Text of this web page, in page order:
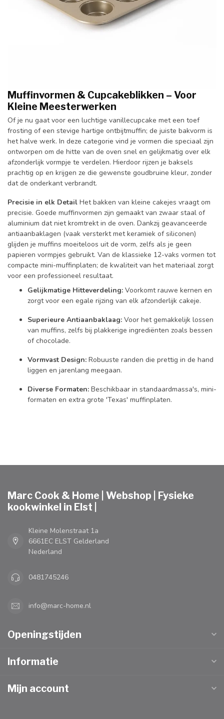
Muffinvormen & Cupcakeblikken – Voor
Kleine Meesterwerken
Of je nu gaat voor een luchtige vanillecupcake met een toef
frosting of een stevige hartige ontbijtmuffin; de juiste bakvorm is
het halve werk. In deze categorie vind je vormen die speciaal zijn
ontworpen om de hitte van de oven snel en gelijkmatig over elk
afzonderlijk vormpje te verdelen. Hierdoor rijzen je baksels
prachtig op en krijgen ze die gewenste goudbruine kleur, zonder
dat de onderkant verbrandt.
Precisie in elk Detail Het bakken van kleine cakejes vraagt om
precisie. Goede muffinvormen zijn gemaakt van zwaar staal of
aluminium dat niet kromtrekt in de oven. Dankzij geavanceerde
antiaanbaklagen (vaak versterkt met keramiek of siliconen)
glijden je muffins moeiteloos uit de vorm, zelfs als je geen
papieren vormpjes gebruikt. Van de klassieke 12-vaks vormen tot
compacte mini-muffinplaten; de kwaliteit van het materiaal zorgt
voor een professioneel resultaat.
Gelijkmatige Hitteverdeling: Voorkomt rauwe kernen en
zorgt voor een egale rijzing van elk afzonderlijk cakeje.
Superieure Antiaanbaklaag: Voor het gemakkelijk lossen
van muffins, zelfs bij plakkerige ingrediënten zoals bessen
of chocolade.
Vormvast Design: Robuuste randen die prettig in de hand
liggen en jarenlang meegaan.
Diverse Formaten: Beschikbaar in standaardmassa's, mini-
formaten en extra grote 'Texas' muffinplaten.
Marc Cook & Home | Webshop | Fysieke
kookwinkel in Elst |
Kleine Molenstraat 1a
6661EC ELST Gelderland
Nederland
0481745246
info@marc-home.nl
Openingstijden
Informatie
Mijn account